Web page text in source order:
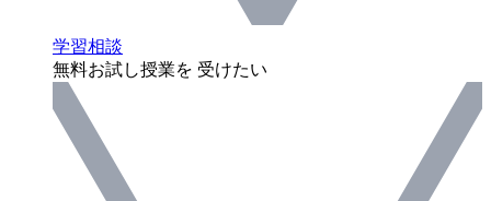
学習相談
無料お試し授業を 受けたい